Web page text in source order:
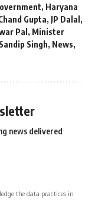
, Haryana
Gupta, JP Dalal ,
Pal , Minister
Singh, News,
news delivered
the data practices in